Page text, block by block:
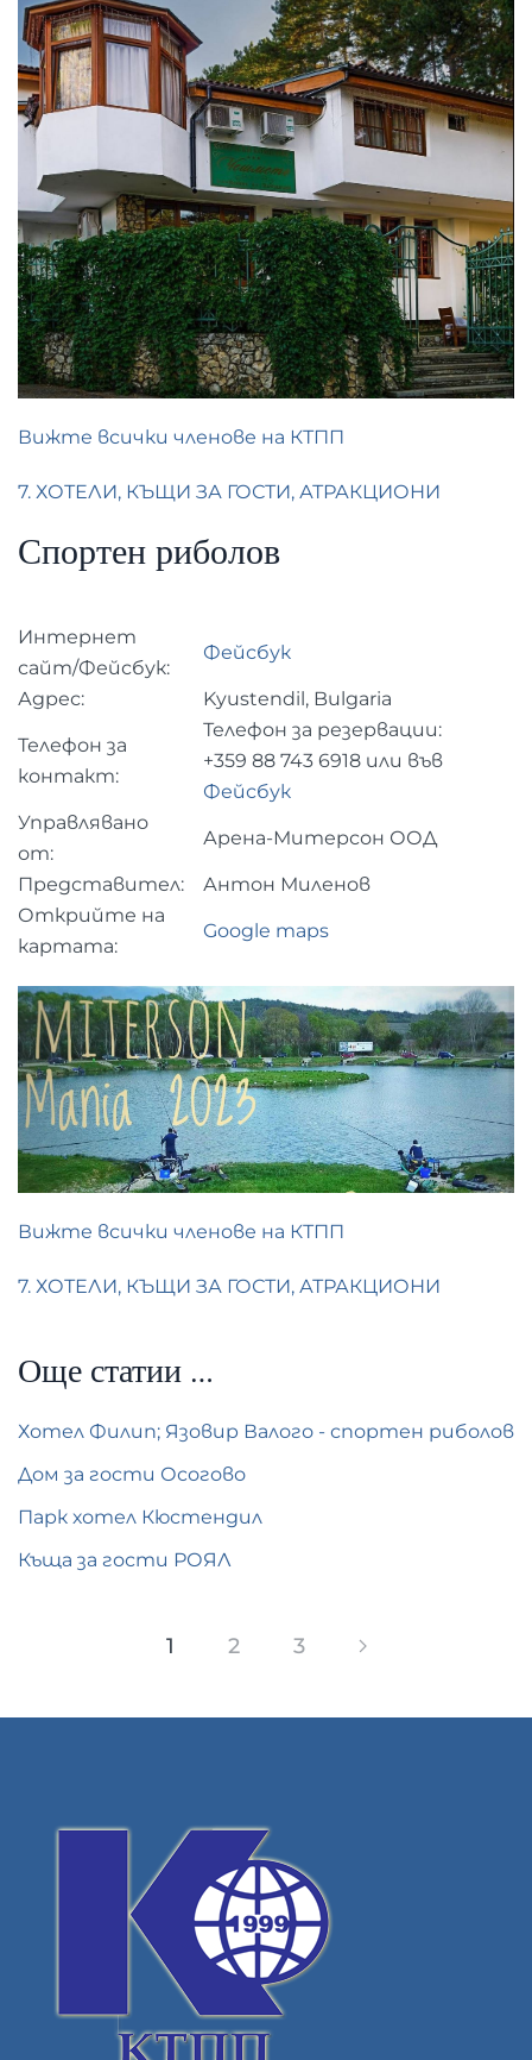
Вижте всички членове на КТПП
7. ХОТЕЛИ, КЪЩИ ЗА ГОСТИ, АТРАКЦИОНИ
Спортен риболов
Интернет
сайт/Фейсбук:
Фейсбук
Адрес: Kyustendil, Bulgaria
Телефон за
контакт:
Телефон за резервации:
+359 88 743 6918 или във
Фейсбук
Управлявано
от:
Арена-Митерсон ООД
Представител:
Антон Миленов
Открийте на
картата:
Google maps
Вижте всички членове на КТПП
7. ХОТЕЛИ, КЪЩИ ЗА ГОСТИ, АТРАКЦИОНИ
Още статии …
Хотел Филип; Язовир Валого - спортен риболов
Дом за гости Осогово
Парк хотел Кюстендил
Къща за гости РОЯЛ
1 2 3